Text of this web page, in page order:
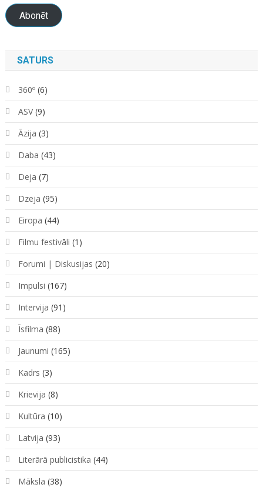
adrese
Abonēt
SATURS
360º(6)
ASV(9)
Āzija (3)
Daba (43)
Deja (7)
Dzeja (95)
Eiropa (44)
Filmu festivāli (1)
Forumi | Diskusijas (20)
Impulsi (167)
Intervija (91)
Īsfilma (88)
Jaunumi (165)
Kadrs (3)
Krievija (8)
Kultūra (10)
Latvija (93)
Literārā publicistika (44)
Māksla (38)